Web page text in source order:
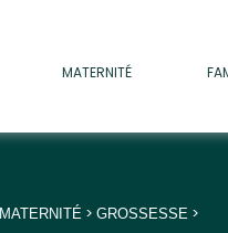
MATERNITÉ
MATERNITÉ >GROSSESSE >